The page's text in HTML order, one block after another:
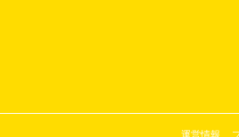
運営情報